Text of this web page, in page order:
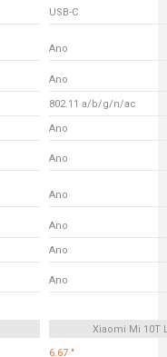
USB-C
Ano
Ano
802.11 a/b/g/n/ac
Ano
Ano
Ano
Ano
Ano
Ano
Xiaomi Mi 10T
6.67 "